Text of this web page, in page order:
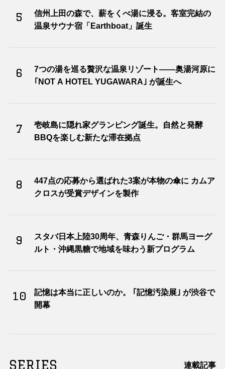
5
信州上田の森で、薪をくべ湯に浸る。客室完結の
温泉サウナ宿「Earthboat」誕生
6
7つの湯を巡る贅沢な温泉リゾート――奥湯河原に
｢NOT A HOTEL YUGAWARA｣ が誕生へ
7
壱岐島に隠れ家グランピング誕生。自然と発酵
BBQを楽しむ新たな滞在拠点
8
447点の応募から選ばれた3案が本物の傘に カムア
クロスが受賞デザインを製作
9
スタバ日本上陸30周年、青森りんご・群馬ヨーグ
ルト・沖縄黒糖で地域を味わう新プログラム
10
記憶は本当に正しいのか。 ｢記憶汚染展｣ が渋谷で
開幕
SERIES 連載記事